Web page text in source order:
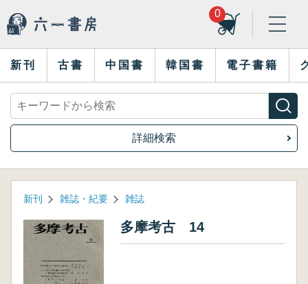
0
新刊 古書 中国書 韓国書 電子書籍
詳細検索
新刊 雑誌・紀要 雑誌
多摩考古 14